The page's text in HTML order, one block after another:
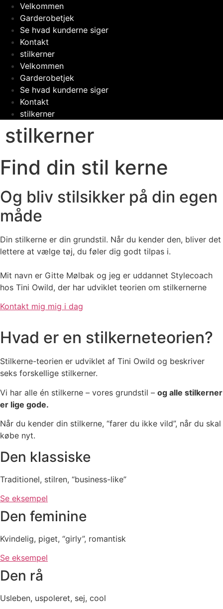
Videre
indhold
Velkommen
Garderobetjek
Se hvad kunderne siger
Kontakt
stilkerner
Velkommen
Garderobetjek
Se hvad kunderne siger
Kontakt
stilkerner
stilkerner
Find din stil kerne
Og bliv stilsikker på din egen
måde
Din stilkerne er din grundstil. Når du kender den, bliver det
lettere at vælge tøj, du føler dig godt tilpas i.
Mit navn er Gitte Mølbak og jeg er uddannet Stylecoach
hos Tini Owild, der har udviklet teorien om stilkernerne
Kontakt mig mig i dag
Hvad er en stilkerneteorien?
Stilkerne-teorien er udviklet af Tini Owild og beskriver
seks forskellige stilkerner.
Vi har alle én stilkerne – vores grundstil – og alle stilkerner
er lige gode.
Når du kender din stilkerne, “farer du ikke vild”, når du skal
købe nyt.
Den klassiske
Traditionel, stilren, “business-like”
Se eksempel
Den feminine
Kvindelig, piget, “girly”, romantisk
Se eksempel
Den rå
Usleben, uspoleret, sej, cool